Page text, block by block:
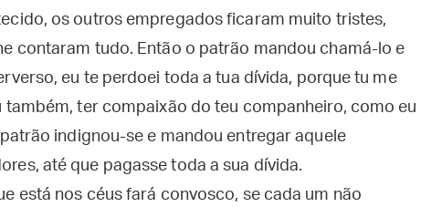
os outros empregados ficaram muito tristes,
contaram tudo. Então o patrão mandou chamá-lo e
eu te perdoei toda a tua dívida, porque tu me
também, ter compaixão do teu companheiro, como eu
indignou-se e mandou entregar aquele
até que pagasse toda a sua dívida.
está nos céus fará convosco, se cada um não